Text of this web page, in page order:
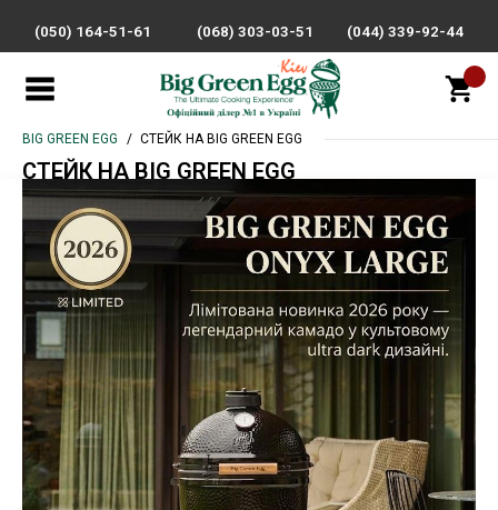
(050) 164-51-61 (068) 303-03-51 (044) 339-92-44
BIG GREEN EGG СТЕЙК НА BIG GREEN EGG
СТЕЙК НА BIG GREEN EGG